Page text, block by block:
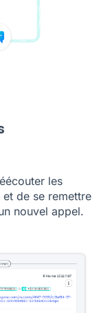
les
de se remettre
nouvel appel.